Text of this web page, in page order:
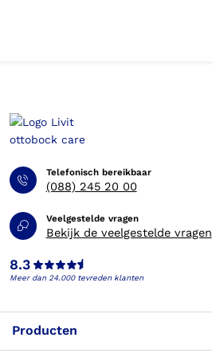
Telefonisch bereikbaar
(088) 245 20 00
Veelgestelde vragen
Bekijk de veelgestelde vragen
8.3
Meer dan 24.000 tevreden klanten
Producten